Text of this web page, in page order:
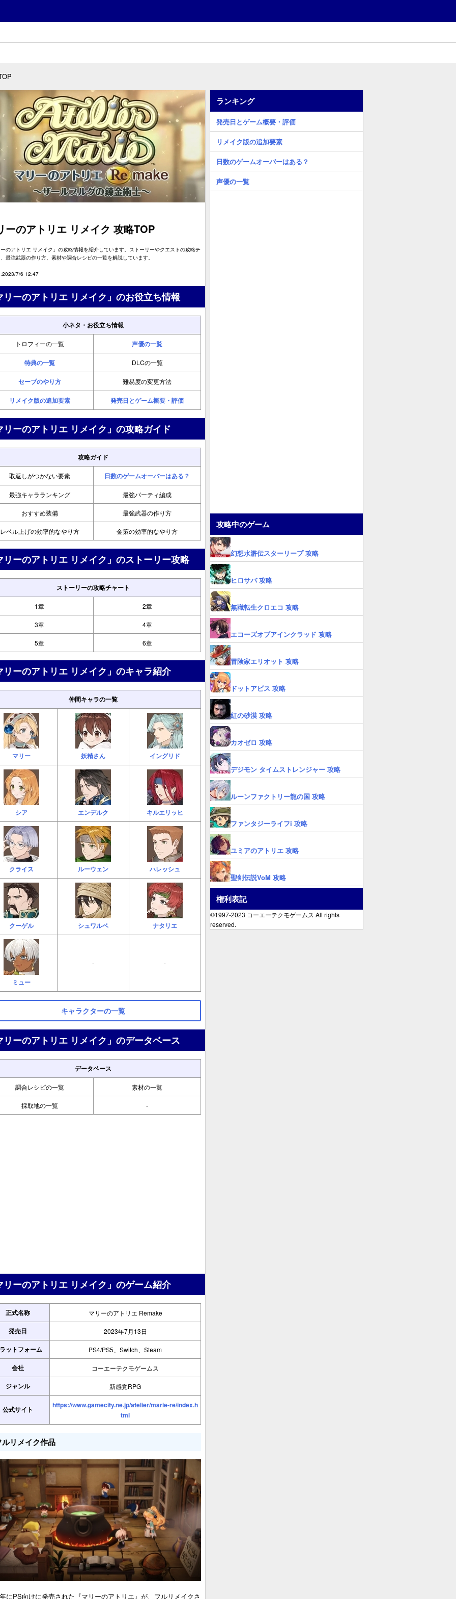
ーのアトリエ リメイク 攻略TOP
のアトリエ リメイク」の攻略情報を紹介しています。ストーリーやクエストの攻略チ
最強武器の作り方、素材や調合レシピの一覧を解説しています。
:2023/7/6 12:47
リーのアトリエ リメイク」のお役立ち情報
小ネタ・お役立ち情報
トロフィーの一覧 声優の一覧
特典の一覧 DLCの一覧
セーブのやり方 難易度の変更方法
リメイク版の追加要素 発売日とゲーム概要・評価
リーのアトリエ リメイク」の攻略ガイド
攻略ガイド
取返しがつかない要素 日数のゲームオーバーはある？
最強キャラランキング 最強パーティ編成
おすすめ装備 最強武器の作り方
レベル上げの効率的なやり方 金策の効率的なやり方
リーのアトリエ リメイク」のストーリー攻略
ストーリーの攻略チャート
1章 2章
3章 4章
5章 6章
リーのアトリエ リメイク」のキャラ紹介
仲間キャラの一覧
マリー 妖精さん イングリド
シア エンデルク キルエリッヒ
クライス ルーウェン ハレッシュ
クーゲル シュワルベ ナタリエ
ミュー
- -
キャラクターの一覧
リーのアトリエ リメイク」のデータベース
データベース
調合レシピの一覧 素材の一覧
採取地の一覧 -
リーのアトリエ リメイク」のゲーム紹介
正式名称 マリーのアトリエ Remake
発売日 2023年7月13日
ットフォーム PS4/PS5、Switch、Steam
会社 コーエーテクモゲームス
ジャンル 新感覚RPG
公式サイト
https://www.gamecity.ne.jp/atelier/marie-re/index.h
tml
ルリメイク作品
にPS向けに発売された『マリーのアトリエ』が、フルリメイクさ
ランキング
発売日とゲーム概要・評価
リメイク版の追加要素
日数のゲームオーバーはある？
声優の一覧
攻略中のゲーム
幻想水滸伝スターリープ 攻略
ヒロサバ 攻略
無職転生クロエコ 攻略
エコーズオブアインクラッド 攻略
冒険家エリオット 攻略
ドットアビス 攻略
紅の砂漠 攻略
カオゼロ 攻略
デジモン タイムストレンジャー 攻略
ルーンファクトリー龍の国 攻略
ファンタジーライフi 攻略
ユミアのアトリエ 攻略
聖剣伝説VoM 攻略
権利表記
©1997-2023 コーエーテクモゲームス All rights
reserved.